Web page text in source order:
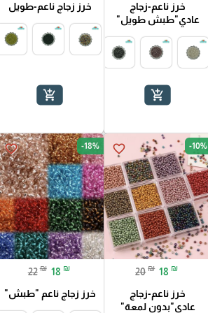
خرز ناعم-زجاج
عادي"طبش طويل"
add_shopping_cart
خرز زجاج ناعم-طويل
add_shopping_cart
favorite_border -10%
20 ₪ 18 ₪
خرز ناعم-زجاج
عادي"بدون لمعة"
favorite_border -18%
22 ₪ 18 ₪
خرز زجاج ناعم "طبش"